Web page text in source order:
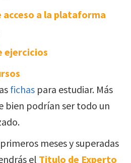
acceso a la plataforma
ejercicios
fichas para estudiar. Más
bien podrían ser todo un
meses y superadas
el Titulo de Experto